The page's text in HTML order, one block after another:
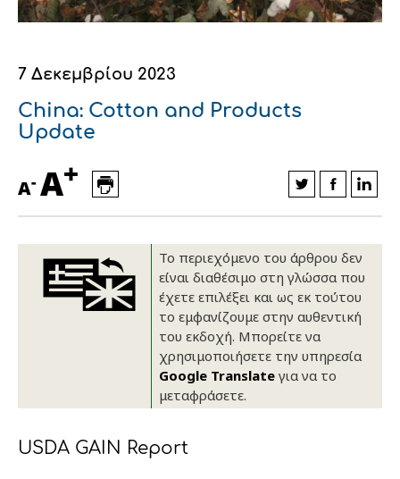
Οικονομικά στοιχεία
Εταιρική δομή
Καινοτομία
Εκδηλώσεις
Επικοινωνία
Πως θα μας βρείτε
ΑΚΟΛΟΥΘΗΣΤΕ ΜΑΣ
Εξαγωγές
Συνέδρια
Πως θα μας βρείτε
ΑΚΟΛΟΥΘΗΣΤΕ ΜΑΣ
Ευφυής γεωργία
Συμβουλευτική στο χωράφι
Εκκόκκιση για λογαριασμό του
παραγωγού
Ιατρικές υπηρεσίες
Πως θα μας βρείτε
ΑΚΟΛΟΥΘΗΣΤΕ ΜΑΣ
Αλυσίδα βάμβακος
Πως θα μας βρείτε
ΑΚΟΛΟΥΘΗΣΤΕ ΜΑΣ
Κλωστοϋφαντουργία - Ένδυση
Εταιρικά νέα
Πως θα μας βρείτε
ΑΚΟΛΟΥΘΗΣΤΕ ΜΑΣ
Πως θα μας βρείτε
ΑΚΟΛΟΥΘΗΣΤΕ ΜΑΣ
7 Δεκεμβρίου 2023
China: Cotton and Products
Update
A- A+
Το περιεχόμενο του άρθρου δεν
είναι διαθέσιμο στη γλώσσα που
έχετε επιλέξει και ως εκ τούτου
το εμφανίζουμε στην αυθεντική
του εκδοχή. Μπορείτε να
χρησιμοποιήσετε την υπηρεσία
Google Translateγια να το
μεταφράσετε.
USDA GAIN Report